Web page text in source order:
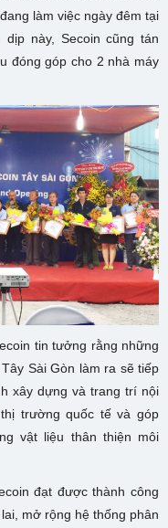
làm việc ngày đêm tại
này, Secoin cũng tán
đóng góp cho 2 nhà máy
tin tưởng rằng những
Sài Gòn làm ra sẽ tiếp
xây dựng và trang trí nội
trường quốc tế và góp
vật liệu thân thiện môi
đạt được thành công
mở rộng hệ thống phân